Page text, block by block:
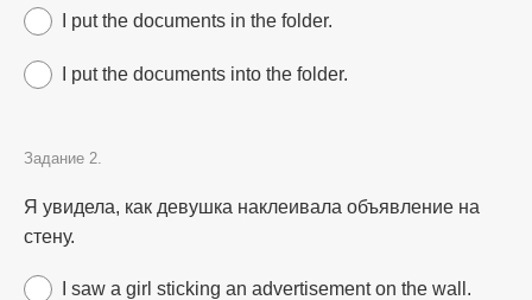
I put the documents in the folder.
I put the documents into the folder.
Задание 2.
Я увидела, как девушка наклеивала объявление на
стену.
I saw a girl sticking an advertisement on the wall.